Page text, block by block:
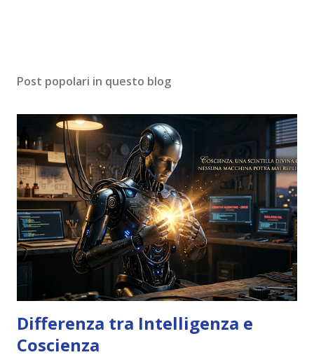
Post popolari in questo blog
Differenza tra Intelligenza e
Coscienza